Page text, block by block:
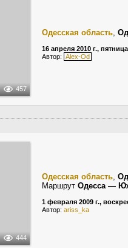
457
Одесская область,
16 апреля 2010 г., пятница
Автор: Alex-Od
444
Одесская область,
Маршрут Одесса —
1 февраля 2009 г.,
Автор: ariss_ka